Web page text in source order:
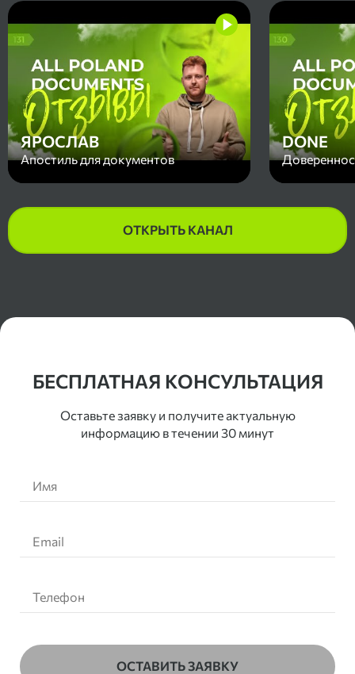
ЯРОСЛАВ
Апостиль для документов
DONE
ОТКРЫТЬ КАНАЛ
Контакты
БЕСПЛАТНАЯ КОНСУЛЬТАЦИЯ
Оставьте заявку и получите актуальную
информацию в течении 30 минут
ОСТАВИТЬ ЗАЯВКУ